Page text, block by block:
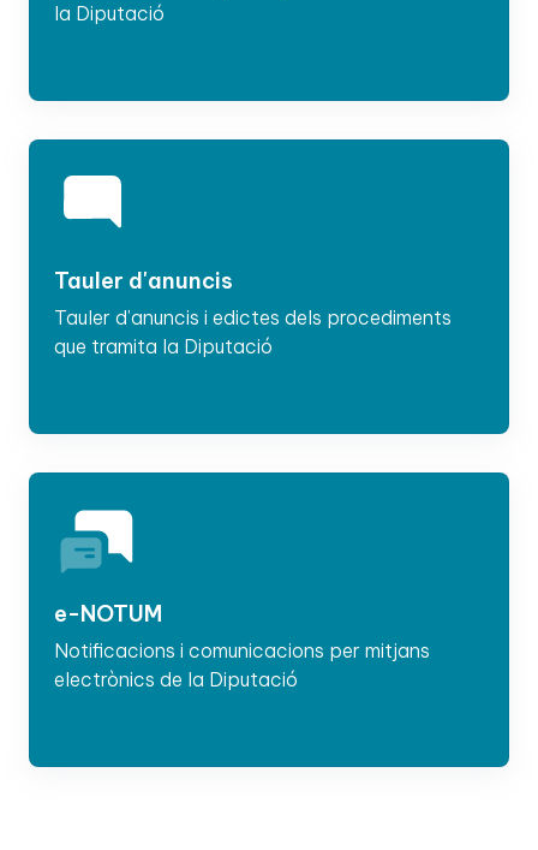
la Diputació
Tauler d'anuncis
Tauler d’anuncis i edictes dels procediments
que tramita la Diputació
e-NOTUM
Notificacions i comunicacions per mitjans
electrònics de la Diputació